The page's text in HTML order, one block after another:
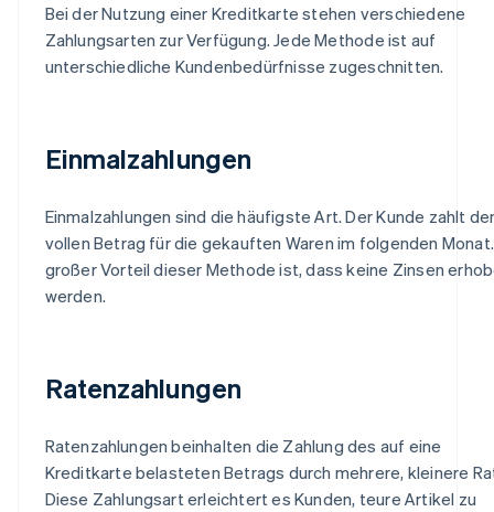
Bei der Nutzung einer Kreditkarte stehen verschiedene
Zahlungsarten zur Verfügung. Jede Methode ist auf
unterschiedliche Kundenbedürfnisse zugeschnitten.
Einmalzahlungen
Einmalzahlungen sind die häufigste Art. Der Kunde zahlt
vollen Betrag für die gekauften Waren im folgenden Monat.
großer Vorteil dieser Methode ist, dass keine Zinsen
werden.
Ratenzahlungen
Ratenzahlungen beinhalten die Zahlung des auf eine
Kreditkarte belasteten Betrags durch mehrere, kleinere
Diese Zahlungsart erleichtert es Kunden, teure Artikel zu